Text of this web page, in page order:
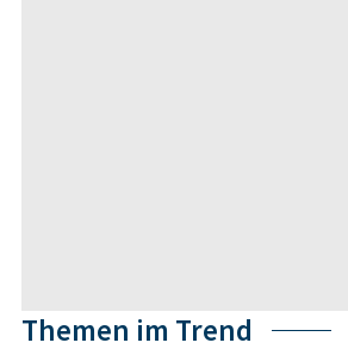
Themen im Trend